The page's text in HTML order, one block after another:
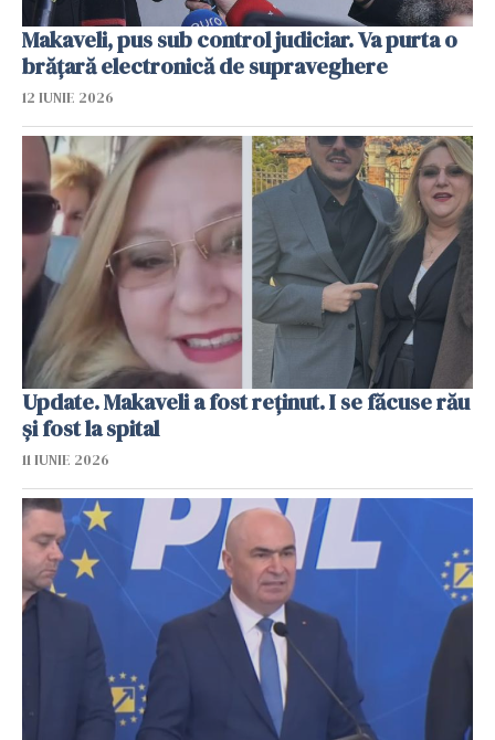
Makaveli, pus sub control judiciar. Va purta o
brăţară electronică de supraveghere
12 IUNIE 2026
Update. Makaveli a fost reținut. I se făcuse rău
și fost la spital
11 IUNIE 2026